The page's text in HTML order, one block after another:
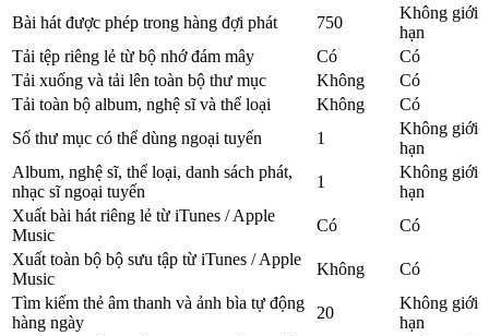
Bài hát được phép trong hàng đợi phát
750
Không giới
hạn
Tải tệp riêng lẻ từ bộ nhớ đám mây
Có
Có
Tải xuống và tải lên toàn bộ thư mục
Không
Có
Tải toàn bộ album, nghệ sĩ và thể loại
Không
Có
Số thư mục có thể dùng ngoại tuyến
1
Không giới
hạn
Album, nghệ sĩ, thể loại, danh sách phát,
nhạc sĩ ngoại tuyến
1
Không giới
hạn
Xuất bài hát riêng lẻ từ iTunes / Apple
Music
Có
Có
Xuất toàn bộ bộ sưu tập từ iTunes / Apple
Music
Không
Có
Tìm kiếm thẻ âm thanh và ảnh bìa tự động
hàng ngày
20
Không giới
hạn